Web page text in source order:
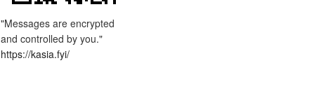
"Messages are encrypted
and controlled by you."
https://kasia.fyi/